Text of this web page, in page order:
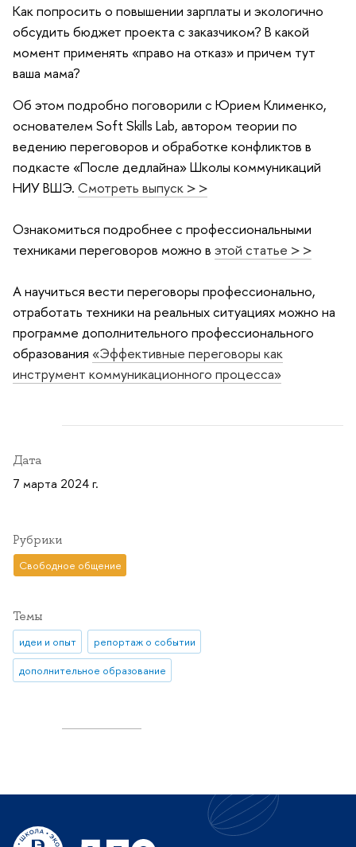
Как попросить о повышении зарплаты и экологично
обсудить бюджет проекта с заказчиком? В какой
момент применять «право на отказ» и причем тут
ваша мама?
Об этом подробно поговорили с Юрием Клименко,
основателем Soft Skills Lab, автором теории по
ведению переговоров и обработке конфликтов в
подкасте «После дедлайна» Школы коммуникаций
НИУ ВШЭ. Смотреть выпуск > >
Ознакомиться подробнее с профессиональными
техниками переговоров можно в этой статье > >
А научиться вести переговоры профессионально,
отработать техники на реальных ситуациях можно на
программе дополнительного профессионального
образования «Эффективные переговоры как
инструмент коммуникационного процесса»
Дата
7 марта 2024 г.
Рубрики
Свободное общение
Темы
идеи и опыт репортаж о событии
дополнительное образование